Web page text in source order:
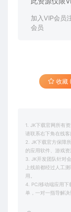
加入VIP会员
会员
收藏
1. JK下载官网所有
请联系右下角在线客
2. JK下载官方保障
的应用软件、游戏资
3. JK开发团队针对
上线前都经过人工
用。
4. PC/移动端应用下
单，一对一指导解决